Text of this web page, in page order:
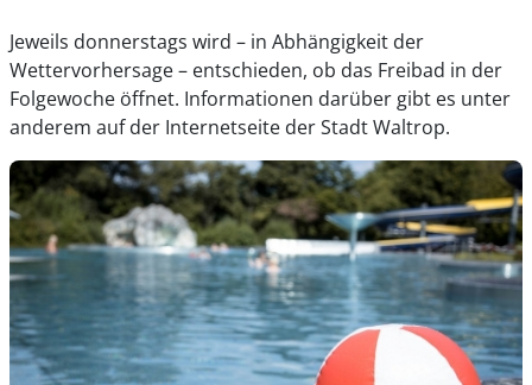
Jeweils donnerstags wird – in Abhängigkeit der
Wettervorhersage – entschieden, ob das Freibad in der
Folgewoche öffnet. Informationen darüber gibt es unter
anderem auf der Internetseite der Stadt Waltrop.